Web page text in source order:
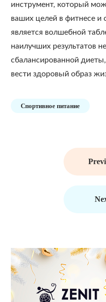
инструмент, который
ваших целей в фитнесе и
является волшебной
наилучших результатов
сбалансированной
вести здоровый образ
Спортивное питание